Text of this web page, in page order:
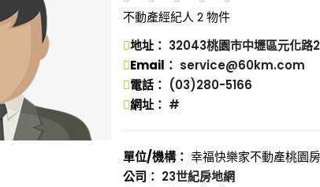
不動產經紀人 2 物件
地址： 32043桃園市中壢區元化路
Email： service@60km.com
電話： (03)280-5166
網址： #
單位/機構： 幸福快樂家不動產桃園
公司： 23世紀房地網